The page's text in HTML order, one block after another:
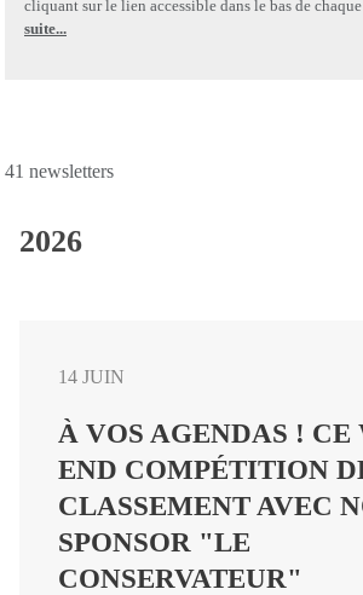
cliquant sur le lien accessible dans le bas de
suite...
41 newsletters
2026
14 JUIN
À VOS AGENDAS ! CE
END COMPÉTITION
CLASSEMENT AVEC
SPONSOR "LE
CONSERVATEUR"